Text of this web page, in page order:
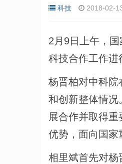
科技 2018-02-
2月9日上午，
科技合作工作进
杨晋柏对中科院
和创新整体情况
展合作并取得
优势，面向国家
相里斌首先对杨